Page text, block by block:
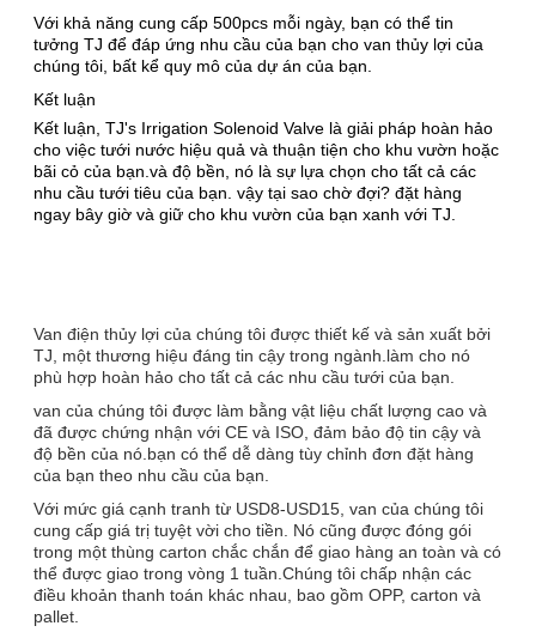
Với khả năng cung cấp 500pcs mỗi ngày, bạn có thể tin
tưởng TJ để đáp ứng nhu cầu của bạn cho van thủy lợi của
chúng tôi, bất kể quy mô của dự án của bạn.
Kết luận
Kết luận, TJ's Irrigation Solenoid Valve là giải pháp hoàn hảo
cho việc tưới nước hiệu quả và thuận tiện cho khu vườn hoặc
bãi cỏ của bạn.và độ bền, nó là sự lựa chọn cho tất cả các
nhu cầu tưới tiêu của bạn. vậy tại sao chờ đợi? đặt hàng
ngay bây giờ và giữ cho khu vườn của bạn xanh với TJ.
Van điện thủy lợi của chúng tôi được thiết kế và sản xuất bởi
TJ, một thương hiệu đáng tin cậy trong ngành.làm cho nó
phù hợp hoàn hảo cho tất cả các nhu cầu tưới của bạn.
van của chúng tôi được làm bằng vật liệu chất lượng cao và
đã được chứng nhận với CE và ISO, đảm bảo độ tin cậy và
độ bền của nó.bạn có thể dễ dàng tùy chỉnh đơn đặt hàng
của bạn theo nhu cầu của bạn.
Với mức giá cạnh tranh từ USD8-USD15, van của chúng tôi
cung cấp giá trị tuyệt vời cho tiền. Nó cũng được đóng gói
trong một thùng carton chắc chắn để giao hàng an toàn và có
thể được giao trong vòng 1 tuần.Chúng tôi chấp nhận các
điều khoản thanh toán khác nhau, bao gồm OPP, carton và
pallet.